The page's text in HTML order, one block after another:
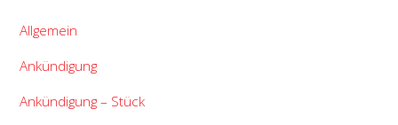
Allgemein
Ankündigung
Ankündigung – Stück